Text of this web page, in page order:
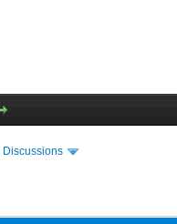
Discussions